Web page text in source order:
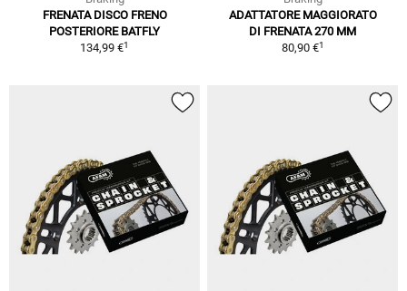
FRENATA DISCO FRENO
POSTERIORE BATFLY
134,99 €1
ADATTATORE MAGGIORATO
DI FRENATA 270 MM
80,90 €1